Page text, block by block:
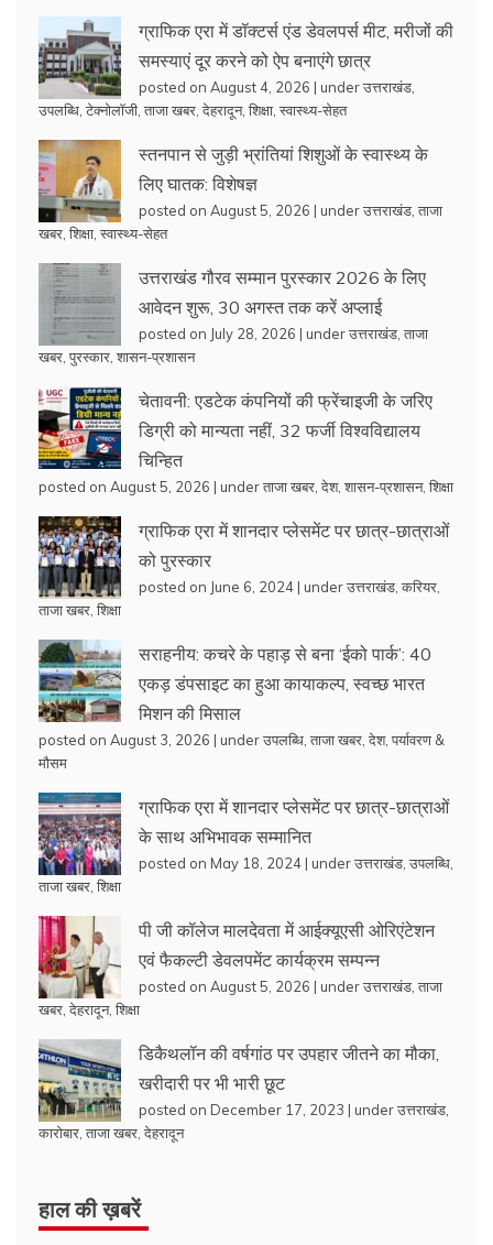
ग्राफिक एरा में डॉक्टर्स एंड डेवलपर्स मीट, मरीजों की
समस्याएं दूर करने को ऐप बनाएंगे छात्र
posted on August 4, 2026 | underउत्तराखंड
उपलब्धि टेक्नोलॉजी ताजा खबर देहरादून, शिक्षा स्वास्थ्य-सेहत
स्तनपान से जुड़ी भ्रांतियां शिशुओं के स्वास्थ्य के
लिए घातक: विशेषज्ञ
posted on August 5, 2026 | underउत्तराखंड ताजा
खबर शिक्षा स्वास्थ्य-सेहत
उत्तराखंड गौरव सम्मान पुरस्कार 2026 के लिए
आवेदन शुरू, 30 अगस्त तक करें अप्लाई
posted on July 28, 2026 | underउत्तराखंड ताजा
खबर पुरस्कार शासन-प्रशासन
चेतावनी: एडटेक कंपनियों की फ्रेंचाइजी के जरिए
डिग्री को मान्यता नहीं, 32 फर्जी विश्वविद्यालय
चिन्हित
posted on August 5, 2026 | underताजा खबर देश, शासन-प्रशासन, शिक्षा
ग्राफिक एरा में शानदार प्लेसमेंट पर छात्र-छात्राओं
को पुरस्कार
posted on June 6, 2024 | underउत्तराखंड करियर
ताजा खबर शिक्षा
सराहनीय: कचरे के पहाड़ से बना ‘ईको पार्क’: 40
एकड़ डंपसाइट का हुआ कायाकल्प, स्वच्छ भारत
मिशन की मिसाल
posted on August 3, 2026 | underउपलब्धि ताजा खबर देश, पर्यावरण &
मौसम
ग्राफिक एरा में शानदार प्लेसमेंट पर छात्र-छात्राओं
के साथ अभिभावक सम्मानित
posted on May 18, 2024 | underउत्तराखंड उपलब्धि
ताजा खबर शिक्षा
पी जी कॉलेज मालदेवता में आईक्यूएसी ओरिएंटेशन
एवं फैकल्टी डेवलपमेंट कार्यक्रम सम्पन्न
posted on August 5, 2026 | underउत्तराखंड ताजा
खबर देहरादून, शिक्षा
डिकैथलॉन की वर्षगांठ पर उपहार जीतने का मौका,
खरीदारी पर भी भारी छूट
posted on December 17, 2023 | underउत्तराखंड
कारोबार ताजा खबर देहरादून
हाल की ख़बरें